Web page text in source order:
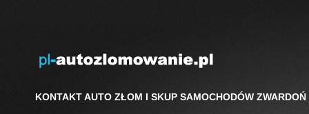
KONTAKT AUTO ZŁOM I SKUP SAMOCHODÓW ZWARDOŃ